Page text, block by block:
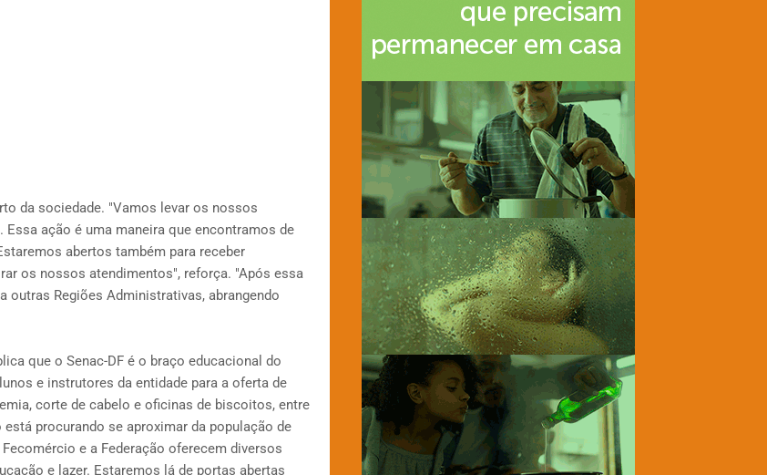
da sociedade. "Vamos levar os nossos
ação é uma maneira que encontramos de
abertos também para receber
os nossos atendimentos", reforça. "Após essa
outras Regiões Administrativas, abrangendo
que o Senac-DF é o braço educacional do
e instrutores da entidade para a oferta de
corte de cabelo e oficinas de biscoitos, entre
procurando se aproximar da população de
e a Federação oferecem diversos
e lazer. Estaremos lá de portas abertas